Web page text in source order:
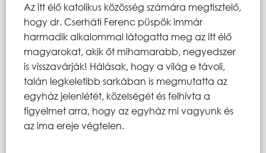
Az itt élő katolikus közösség számára megtisztelő,
hogy dr. Cserháti Ferenc püspök immár
harmadik alkalommal látogatta meg az itt élő
magyarokat, akik őt mihamarabb, negyedszer
is visszavárják! Hálásak, hogy a világ e távoli,
talán legkeletibb sarkában is megmutatta az
egyház jelenlétét, közelségét és felhívta a
figyelmet arra, hogy az egyház mi vagyunk és
az ima ereje végtelen.